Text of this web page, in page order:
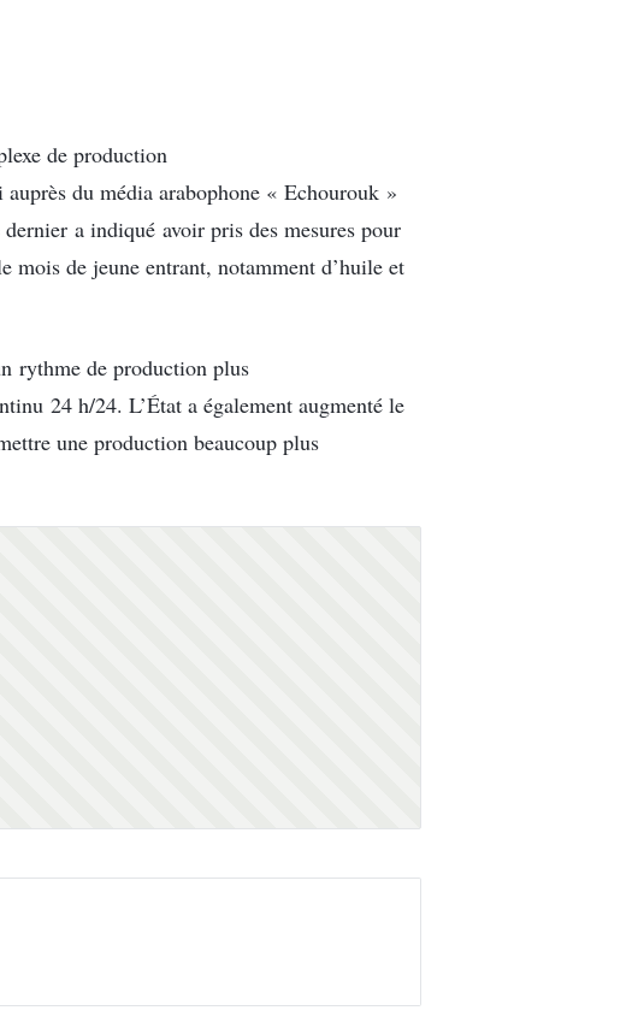
de production
du média arabophone « Echourouk »
a indiqué avoir pris des mesures pour
mois de jeune entrant, notamment d’huile et
rythme de production plus
24 h/24. L’État a également augmenté le
une production beaucoup plus